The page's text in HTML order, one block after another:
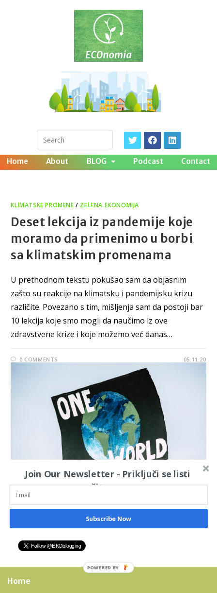
Home About BLOG Podcast Contact
KLIMATSKE PROMENE / ZELENA EKONOMIJA
Deset lekcija iz pandemije koje
moramo da primenimo u borbi
sa klimatskim promenama
U prethodnom tekstu pokušao sam da objasnim
zašto su reakcije na klimatsku i pandemijsku krizu
različite. Povezano s tim, mišljenja sam da postoji bar
10 lekcija koje smo mogli da naučimo iz ove
zdravstvene krize i koje možemo već danas…
0 COMMENTS 05.11.20
Home
Join Our Newsletter - Priključi se listi
čitaoca
Subscribe Now
POWERED BY